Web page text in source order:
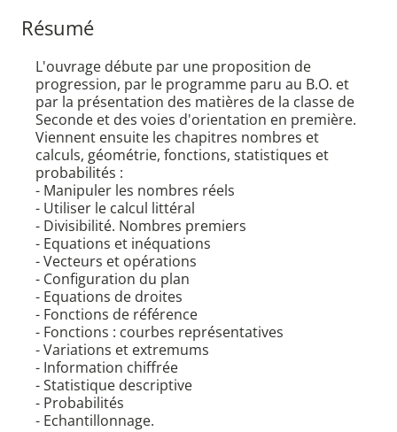
Résumé
L'ouvrage débute par une proposition de
progression, par le programme paru au B.O. et
par la présentation des matières de la classe de
Seconde et des voies d'orientation en première.
Viennent ensuite les chapitres nombres et
calculs, géométrie, fonctions, statistiques et
probabilités :
- Manipuler les nombres réels
- Utiliser le calcul littéral
- Divisibilité. Nombres premiers
- Equations et inéquations
- Vecteurs et opérations
- Configuration du plan
- Equations de droites
- Fonctions de référence
- Fonctions : courbes représentatives
- Variations et extremums
- Information chiffrée
- Statistique descriptive
- Probabilités
- Echantillonnage.